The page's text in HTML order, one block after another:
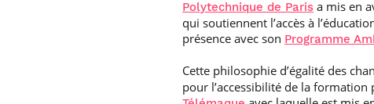
Polytechnique de Paris a mis en
qui soutiennent l’accès à
présence avec son Programme
Cette philosophie d’égalité des
pour l’accessibilité de la formation